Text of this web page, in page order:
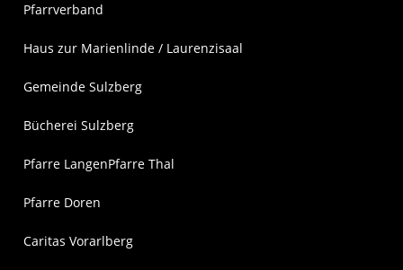
Pfarrverband
Haus zur Marienlinde / Laurenzisaal
Gemeinde Sulzberg
Bücherei Sulzberg
Pfarre LangenPfarre Thal
Pfarre Doren
Caritas Vorarlberg